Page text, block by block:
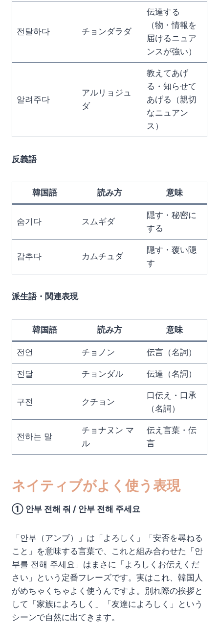
전달하다 チョンダラダ
伝達する
（物・情報を
届けるニュア
ンスが強い）
알려주다
アルリョジュ
ダ
教えてあげ
る・知らせて
あげる（親切
なニュアン
ス）
反義語
韓国語 読み方 意味
숨기다 スムギダ
隠す・秘密に
する
감추다 カムチュダ
隠す・覆い隠
す
派生語・関連表現
韓国語 読み方 意味
전언 チョノン 伝言（名詞）
전달 チョンダル 伝達（名詞）
구전 クチョン
口伝え・口承
（名詞）
전하는 말
チョナヌン マ
ル
伝え言葉・伝
言
ネイティブがよく使う表現
① 안부 전해 줘 / 안부 전해 주세요
「안부（アンブ）」は「よろしく」「安否を尋ねる
こと」を意味する言葉で、これと組み合わせた「안
부를 전해 주세요」はまさに「よろしくお伝えくだ
さい」という定番フレーズです。実はこれ、韓国人
がめちゃくちゃよく使うんですよ。別れ際の挨拶と
して「家族によろしく」「友達によろしく」という
シーンで自然に出てきます。